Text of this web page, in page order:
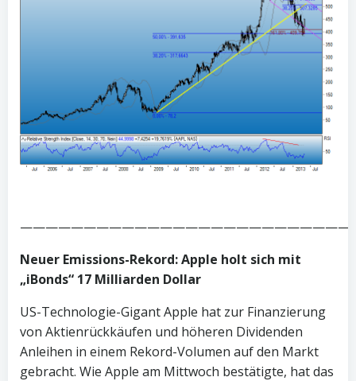
Neuer Emissions-Rekord: Apple holt sich mit
„iBonds“ 17 Milliarden Dollar
US-Technologie-Gigant Apple hat zur Finanzierung
von Aktienrückkäufen und höheren Dividenden
Anleihen in einem Rekord-Volumen auf den Markt
gebracht. Wie Apple am Mittwoch bestätigte, hat das